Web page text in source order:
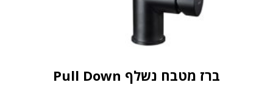
ברז מטבח נשלף Pull Down